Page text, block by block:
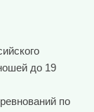
до 19
по